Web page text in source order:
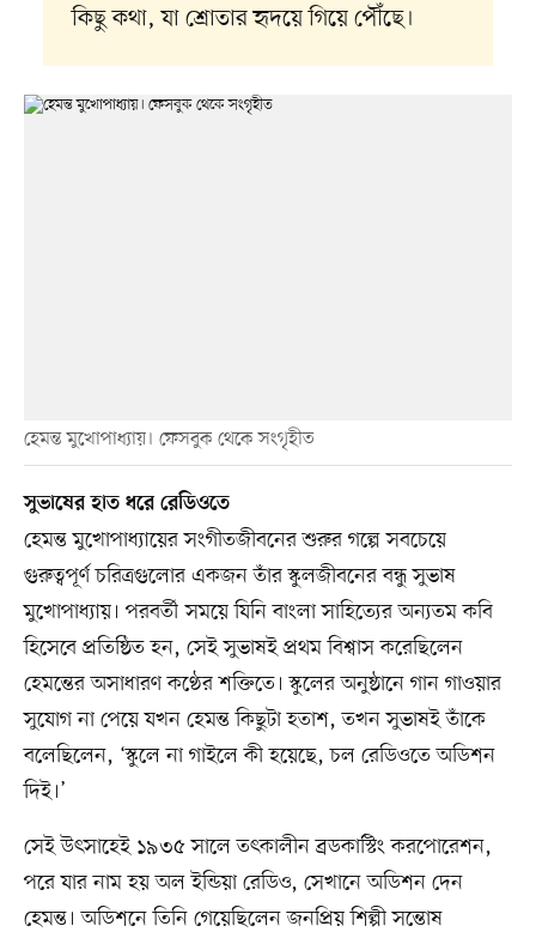
কিছু কথা, যা শ্রোতার হৃদয়ে গিয়ে পৌঁছে।
হেমন্ত মুখোপাধ্যায়। ফেসবুক থেকে সংগৃহীত
সুভাষের হাত ধরে রেডিওতে
হেমন্ত মুখোপাধ্যায়ের সংগীতজীবনের শুরুর গল্পে সবচেয়ে
গুরুত্বপূর্ণ চরিত্রগুলোর একজন তাঁর স্কুলজীবনের বন্ধু সুভাষ
মুখোপাধ্যায়। পরবর্তী সময়ে যিনি বাংলা সাহিত্যের অন্যতম কবি
হিসেবে প্রতিষ্ঠিত হন, সেই সুভাষই প্রথম বিশ্বাস করেছিলেন
হেমন্তের অসাধারণ কণ্ঠের শক্তিতে। স্কুলের অনুষ্ঠানে গান গাওয়ার
সুযোগ না পেয়ে যখন হেমন্ত কিছুটা হতাশ, তখন সুভাষই তাঁকে
বলেছিলেন, ‘স্কুলে না গাইলে কী হয়েছে, চল রেডিওতে অডিশন
দিই।’
সেই উৎসাহেই ১৯৩৫ সালে তৎকালীন ব্রডকাস্টিং করপোরেশন,
পরে যার নাম হয় অল ইন্ডিয়া রেডিও, সেখানে অডিশন দেন
হেমন্ত। অডিশনে তিনি গেয়েছিলেন জনপ্রিয় শিল্পী সন্তোষ